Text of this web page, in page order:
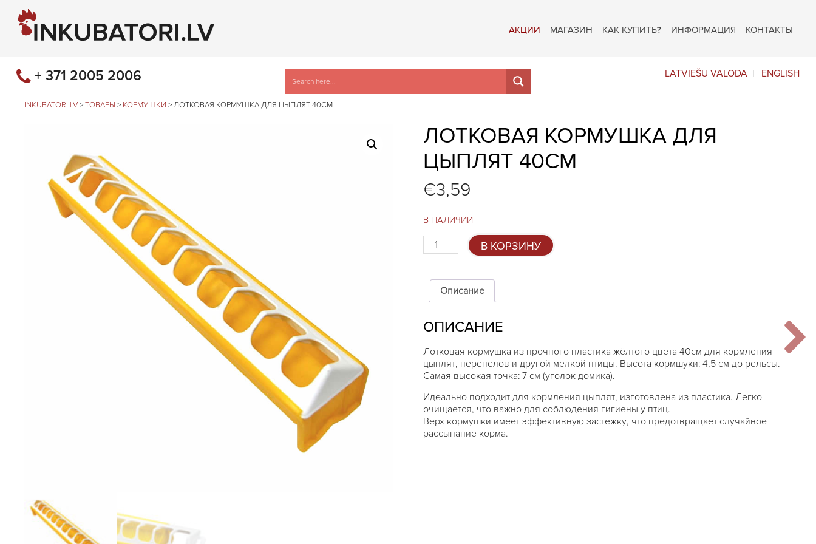
АКЦИИ МАГАЗИН КАК КУПИТЬ? ИНФОРМАЦИЯ КОНТАКТЫ
LATVIEŠU VALODA ENGLISH
+ 371 2005 2006
INKUBATORI.LV > ТОВАРЫ > КОРМУШКИ > ЛОТКОВАЯ КОРМУШКА ДЛЯ ЦЫПЛЯТ 40СМ
ЛОТКОВАЯ КОРМУШКА ДЛЯ
ЦЫПЛЯТ 40СМ
€3,59
В НАЛИЧИИ
Количество
товара
кормушка
цыплят
В КОРЗИНУ
Описание
ОПИСАНИЕ
Лотковая кормушка из прочного пластика жёлтого цвета 40см для кормления
цыплят, перепелов и другой мелкой птицы. Высота кормшуки: 4,5 см до рельсы.
Самая высокая точка: 7 см (уголок домика).
Идеально подходит для кормления цыплят, изготовлена из пластика. Легко
очищается, что важно для соблюдения гигиены у птиц.
​Верх кормушки имеет эффективную застежку, что предотвращает случайное
рассыпание корма.